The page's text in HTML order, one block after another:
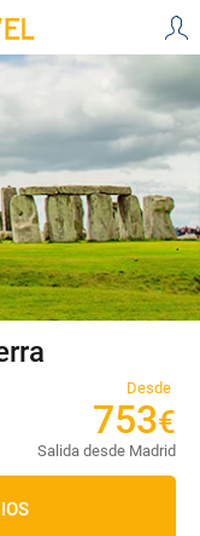
Desde
753€
Salida desde Madrid